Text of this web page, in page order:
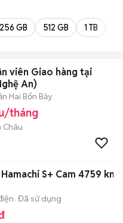
256 GB 512 GB 1 TB
viên Giao hàng tại
An)
Hai Bốn Bảy
tháng
Châu
S+ Cam 4759 km
Đã sử dụng